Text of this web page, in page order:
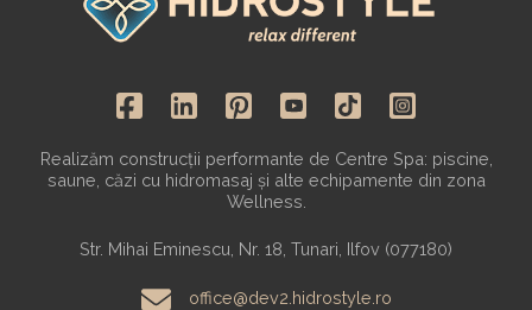
Realizăm construcții performante de Centre Spa: piscine,
saune, căzi cu hidromasaj și alte echipamente din zona
Wellness.
Str. Mihai Eminescu, Nr. 18, Tunari, Ilfov (077180)
office@dev2.hidrostyle.ro